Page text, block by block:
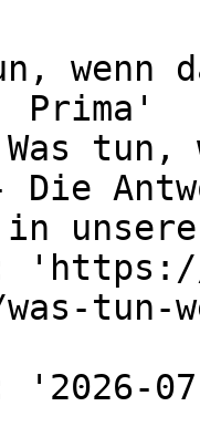
Prima'
tun,
Die
in
'https://
tun-